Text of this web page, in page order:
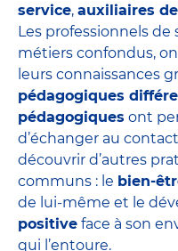
service, auxiliaires
Les professionnels
métiers confondus,
leurs connaissances
pédagogiques
pédagogiques ont
d’échanger au
découvrir d’autres
communs : le bien-
de lui-même et le
positive face à son
qui l’entoure.